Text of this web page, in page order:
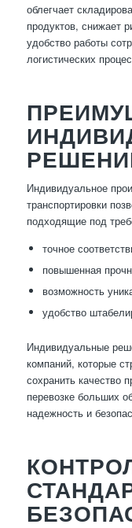
облегчает
продуктов, снижает
удобство работы
логистических
Индивидуальное
транспортировки
подходящие под
точное
повышенная
возможность
удобство
Индивидуальные
компаний, которые
сохранить качество
перевозке больших
надежность и